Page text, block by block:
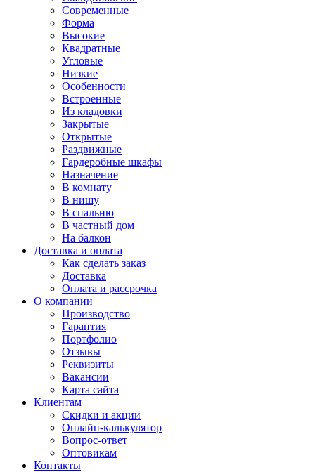
Современные
Форма
Высокие
Квадратные
Угловые
Низкие
Особенности
Встроенные
Из кладовки
Закрытые
Открытые
Раздвижные
Гардеробные шкафы
Назначение
В комнату
В нишу
В спальню
В частный дом
На балкон
Доставка и оплата
Как сделать заказ
Доставка
Оплата и рассрочка
О компании
Производство
Гарантия
Портфолио
Отзывы
Реквизиты
Вакансии
Карта сайта
Клиентам
Скидки и акции
Онлайн-калькулятор
Вопрос-ответ
Оптовикам
Контакты